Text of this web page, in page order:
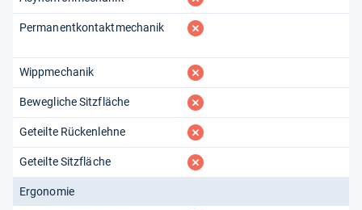
Permanentkontaktmechanik fehlt
Wippmechanik fehlt
Bewegliche Sitzfläche fehlt
Geteilte Rückenlehne fehlt
Geteilte Sitzfläche fehlt
Ergonomie